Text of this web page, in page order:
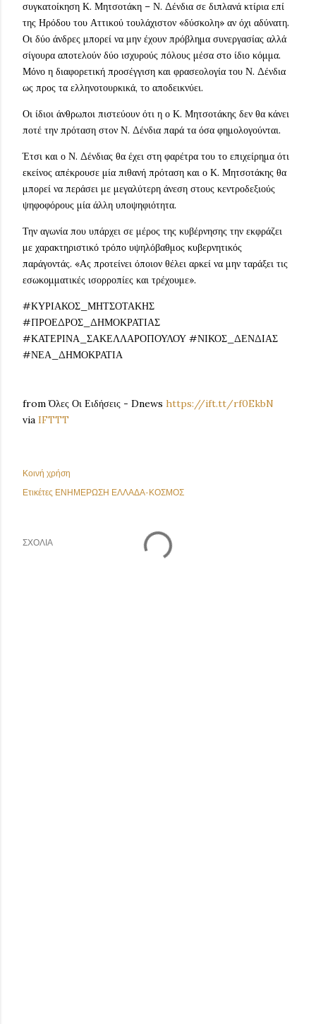
συγκατοίκηση Κ. Μητσοτάκη – Ν. Δένδια σε διπλανά κτίρια επί
της Ηρόδου του Αττικού τουλάχιστον «δύσκολη» αν όχι αδύνατη.
Οι δύο άνδρες μπορεί να μην έχουν πρόβλημα συνεργασίας αλλά
σίγουρα αποτελούν δύο ισχυρούς πόλους μέσα στο ίδιο κόμμα.
Μόνο η διαφορετική προσέγγιση και φρασεολογία του Ν. Δένδια
ως προς τα ελληνοτουρκικά, το αποδεικνύει.
Οι ίδιοι άνθρωποι πιστεύουν ότι η ο Κ. Μητσοτάκης δεν θα κάνει
ποτέ την πρόταση στον Ν. Δένδια παρά τα όσα φημολογούνται.
Έτσι και ο Ν. Δένδιας θα έχει στη φαρέτρα του το επιχείρημα ότι
εκείνος απέκρουσε μία πιθανή πρόταση και ο Κ. Μητσοτάκης θα
μπορεί να περάσει με μεγαλύτερη άνεση στους κεντροδεξιούς
ψηφοφόρους μία άλλη υποψηφιότητα.
Την αγωνία που υπάρχει σε μέρος της κυβέρνησης την εκφράζει
με χαρακτηριστικό τρόπο υψηλόβαθμος κυβερνητικός
παράγοντάς. «Ας προτείνει όποιον θέλει αρκεί να μην ταράξει τις
εσωκομματικές ισορροπίες και τρέχουμε».
#ΚΥΡΙΑΚΟΣ_ΜΗΤΣΟΤΑΚΗΣ
#ΠΡΟΕΔΡΟΣ_ΔΗΜΟΚΡΑΤΙΑΣ
#ΚΑΤΕΡΙΝΑ_ΣΑΚΕΛΛΑΡΟΠΟΥΛΟΥ #ΝΙΚΟΣ_ΔΕΝΔΙΑΣ
#ΝΕΑ_ΔΗΜΟΚΡΑΤΙΑ
from Όλες Οι Ειδήσεις - Dnews https://ift.tt/rf0EkbN
via IFTTT
Κοινή χρήση
Ετικέτες ΕΝΗΜΕΡΩΣΗ ΕΛΛΑΔΑ-ΚΟΣΜΟΣ
ΣΧΌΛΙΑ